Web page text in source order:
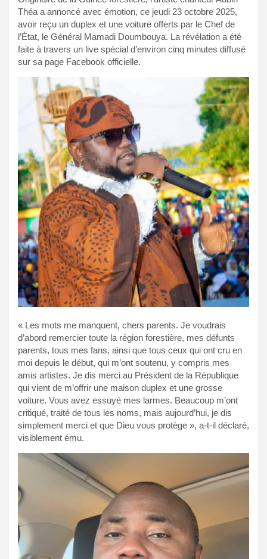
Théa a annoncé avec émotion, ce jeudi 23 octobre 2025,
avoir reçu un duplex et une voiture offerts par le Chef de
l’État, le Général Mamadi Doumbouya. La révélation a été
faite à travers un live spécial d’environ cinq minutes diffusé
sur sa page Facebook officielle.
« Les mots me manquent, chers parents. Je voudrais
d’abord remercier toute la région forestière, mes défunts
parents, tous mes fans, ainsi que tous ceux qui ont cru en
moi depuis le début, qui m’ont soutenu, y compris mes
amis artistes. Je dis merci au Président de la République
qui vient de m’offrir une maison duplex et une grosse
voiture. Vous avez essuyé mes larmes. Beaucoup m’ont
critiqué, traité de tous les noms, mais aujourd’hui, je dis
simplement merci et que Dieu vous protège », a-t-il déclaré,
visiblement ému.